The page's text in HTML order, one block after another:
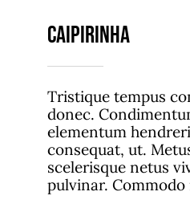
Caipirinha
Tristique tempus
donec.
elementum
consequat, ut.
scelerisque netus
pulvinar.